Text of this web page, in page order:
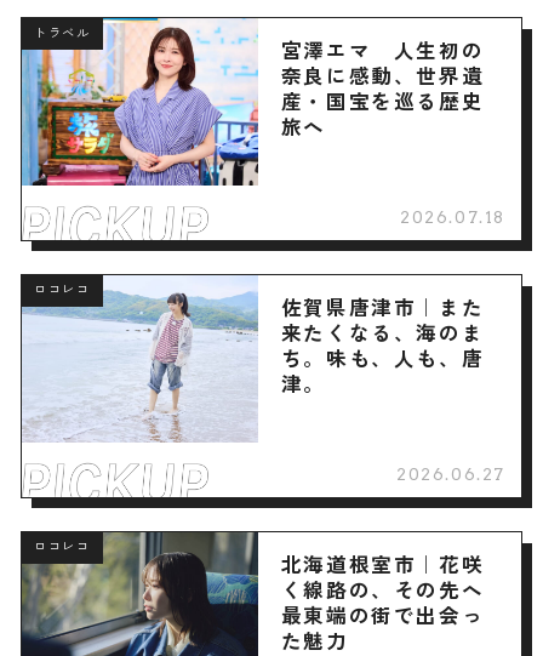
トラベル
宮澤エマ 人生初の
奈良に感動、世界遺
産・国宝を巡る歴史
旅へ
2026.07.18
ロコレコ
佐賀県唐津市｜また
来たくなる、海のま
ち。味も、人も、唐
津。
2026.06.27
ロコレコ
北海道根室市｜花咲
く線路の、その先へ
最東端の街で出会っ
た魅力